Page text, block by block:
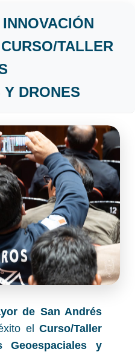
TALLER
DRONES
de San Andrés
el Curso/Taller
Geoespaciales y